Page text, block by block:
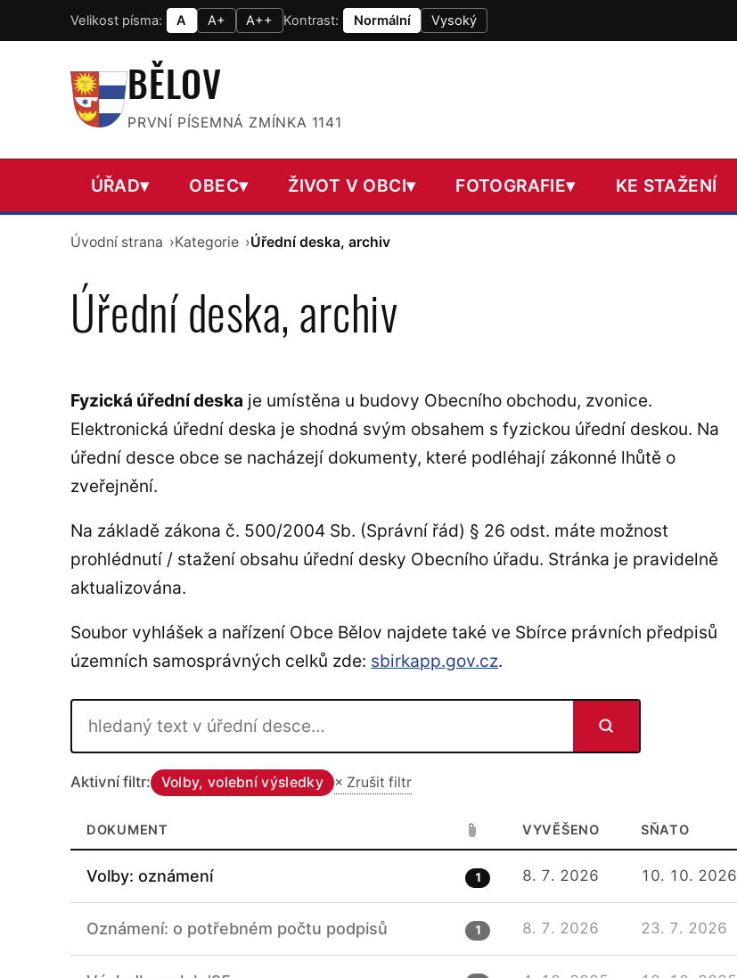
Velikost písma: A A+ A++ Kontrast: Normální Vysoký
BĚLOV
PRVNÍ PÍSEMNÁ ZMÍNKA 1141
ÚŘAD▾ OBEC▾ ŽIVOT V OBCI▾ FOTOGRAFIE▾ KE STAŽENÍ
Úvodní strana Kategorie Úřední deska, archiv
Úřední deska, archiv
Fyzická úřední deska je umístěna u budovy Obecního obchodu, zvonice.
Elektronická úřední deska je shodná svým obsahem s fyzickou úřední deskou. Na
úřední desce obce se nacházejí dokumenty, které podléhají zákonné lhůtě o
zveřejnění.
Na základě zákona č. 500/2004 Sb. (Správní řád) § 26 odst. máte možnost
prohlédnutí / stažení obsahu úřední desky Obecního úřadu. Stránka je pravidelně
aktualizována.
Soubor vyhlášek a nařízení Obce Bělov najdete také ve Sbírce právních předpisů
územních samosprávných celků zde: sbirkapp.gov.cz— otevírá se v novém okně
.
Aktivní filtr: Volby, volební výsledky × Zrušit filtr
DOKUMENT VYVĚŠENO SŇATO
Volby: oznámení 1 8. 7. 2026 10. 10. 2026
Oznámení: o potřebném počtu podpisů 1 8. 7. 2026 23. 7. 2026